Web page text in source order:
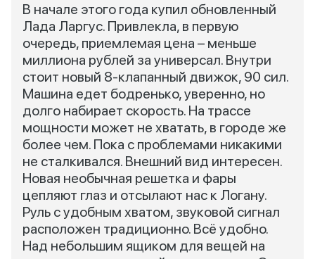
В начале этого года купил обновленный
Лада Ларгус. Привлекла, в первую
очередь, приемлемая цена – меньше
миллиона рублей за универсал. Внутри
стоит новый 8-клапанный движок, 90 сил.
Машина едет бодренько, уверенно, но
долго набирает скорость. На трассе
мощности может не хватать, в городе же
более чем. Пока с проблемами никакими
не сталкивался. Внешний вид интересен.
Новая необычная решетка и фары
цепляют глаз и отсылают нас к Логану.
Руль с удобным хватом, звуковой сигнал
расположен традиционно. Всё удобно.
Над небольшим ящиком для вещей на